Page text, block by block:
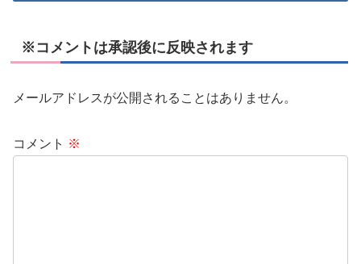
※コメントは承認後に反映されます
メールアドレスが公開されることはありません。
コメント ※